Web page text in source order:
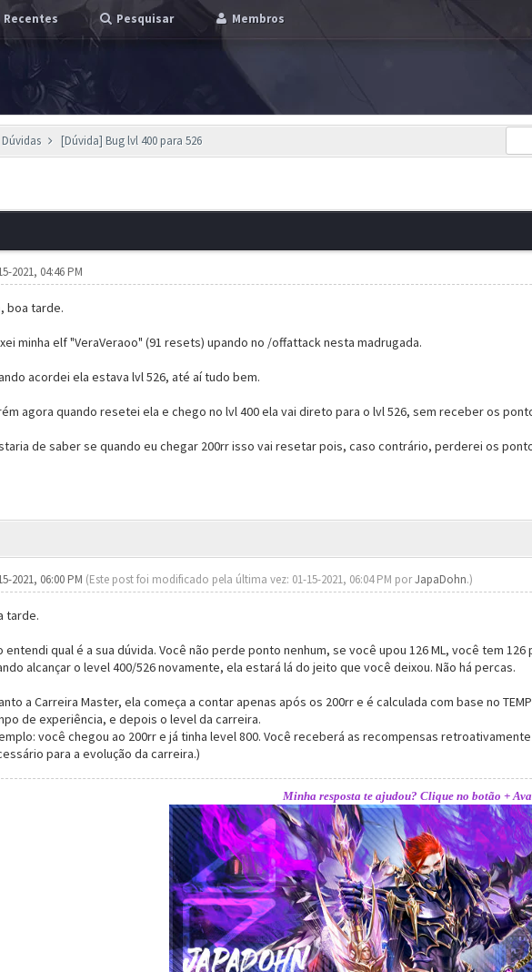
Recentes Pesquisar Membros
Dúvidas [Dúvida] Bug lvl 400 para 526
2021, 04:46 PM
boa tarde.
minha elf "VeraVeraoo" (91 resets) upando no /offattack nesta madrugada.
acordei ela estava lvl 526, até aí tudo bem.
agora quando resetei ela e chego no lvl 400 ela vai direto para o lvl 526, sem receber os
de saber se quando eu chegar 200rr isso vai resetar pois, caso contrário, perderei os
2021, 06:00 PM (Este post foi modificado pela última vez: 01-15-2021, 06:04 PM porJapaDohn.)
tarde.
entendi qual é a sua dúvida. Você não perde ponto nenhum, se você upou 126 ML, você tem
alcançar o level 400/526 novamente, ela estará lá do jeito que você deixou. Não há percas.
a Carreira Master, ela começa a contar apenas após os 200rr e é calculada com base no
de experiência, e depois o level da carreira.
você chegou ao 200rr e já tinha level 800. Você receberá as recompensas
para a evolução da carreira.)
Minha resposta te ajudou? Clique no botão +